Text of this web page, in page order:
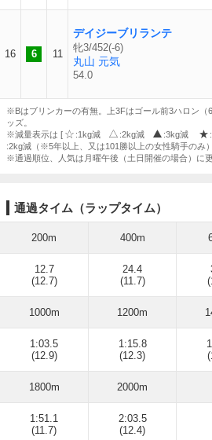
16 6 11
デイジーブリランテ
牝3/452(-6)
丸山 元気
54.0
※Bはブリンカーの有無。上3Fはゴール前3ハロン（
ッズ。
※減量表示は [
:1kg減 :2kg減 :3kg減
:2kg減（※5年以上、又は101勝以上の女性騎手のみ）
※通過順位、人気は月曜午後（土日開催の場合）に更
通過タイム（ラップタイム）
200m 400m
12.7
(12.7)
24.4
(11.7)
1000m 1200m
1:03.5
(12.9)
1:15.8
(12.3)
1800m 2000m
1:51.1
(11.7)
2:03.5
(12.4)